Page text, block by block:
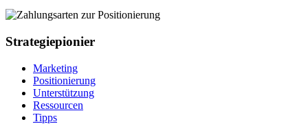
Strategiepionier
Marketing
Positionierung
Unterstützung
Ressourcen
Tipps